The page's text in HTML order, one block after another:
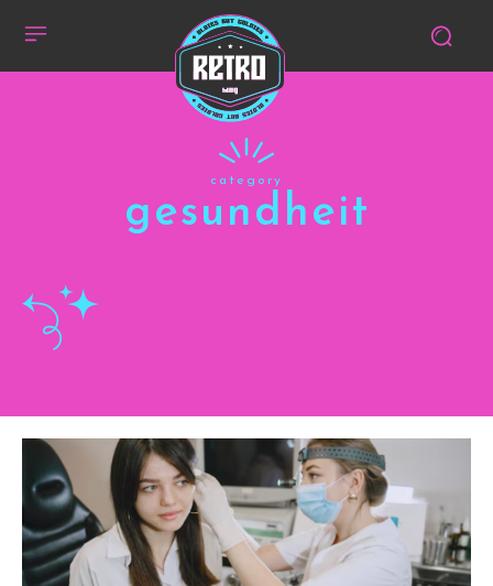
category
gesundheit